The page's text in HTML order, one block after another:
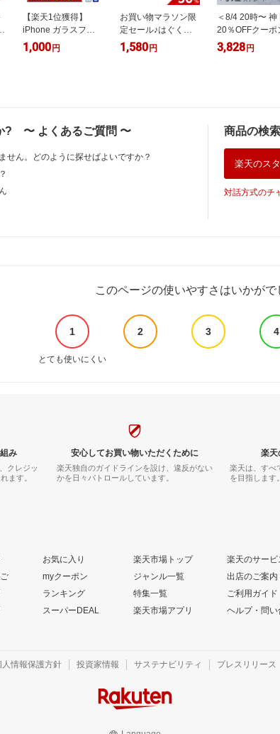
【楽天1位獲得】
iPhone ガラスフィ
ルム iPhone17e 保
護フィルム
iPhone12 iPhone11
iPhone17pro
1,000 円
お買い物マラソン限
定セール♪はぐくみ
太郎 こっそり鉄分
30本 カルシウム 離
1,580 円
＜8/4 20時〜 神
20％OFFクーポ
《公式店》
【SALONIA スト
人気 おすすめ
ン hk
3,828 円
? 〜 よくあるご質問 〜
せん。どのように探せばよいですか？
商品の検
楽天のス
対話方式のチ
このページの使いやすさはいかがで
1 2 3 4
とても使いにくい
み
クレジッ
ます。
安心してお買い物いただくために
楽天独自のガイドラインを設け、違反がない
かを日々パトロールしています。
楽天
楽天は、すべ
を目指します。
お気に入り
myクーポン
ランキング
スーパーDEAL
楽天市場トップ
ジャンル一覧
特集一覧
楽天市場アプリ
楽天のサービ
出店のご案内
ご利用ガイド
ヘルプ・問い
人情報保護方針 投資家情報 サステナビリティ プレスリリース